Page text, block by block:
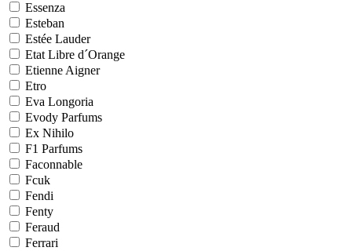
Essenza
Esteban
Estée Lauder
Etat Libre d´Orange
Etienne Aigner
Etro
Eva Longoria
Evody Parfums
Ex Nihilo
F1 Parfums
Faconnable
Fcuk
Fendi
Fenty
Feraud
Ferrari